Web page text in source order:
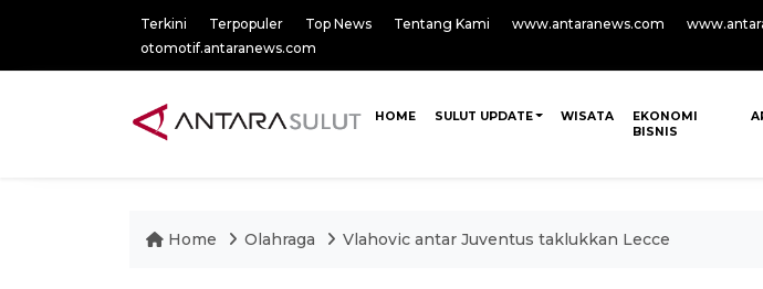
Terkini Terpopuler Top News Tentang Kami www.antaranews.com
otomotif.antaranews.com
HOME SULUT UPDATE WISATA
EKONOMI
BISNIS
Home Olahraga Vlahovic antar Juventus taklukkan Lecce